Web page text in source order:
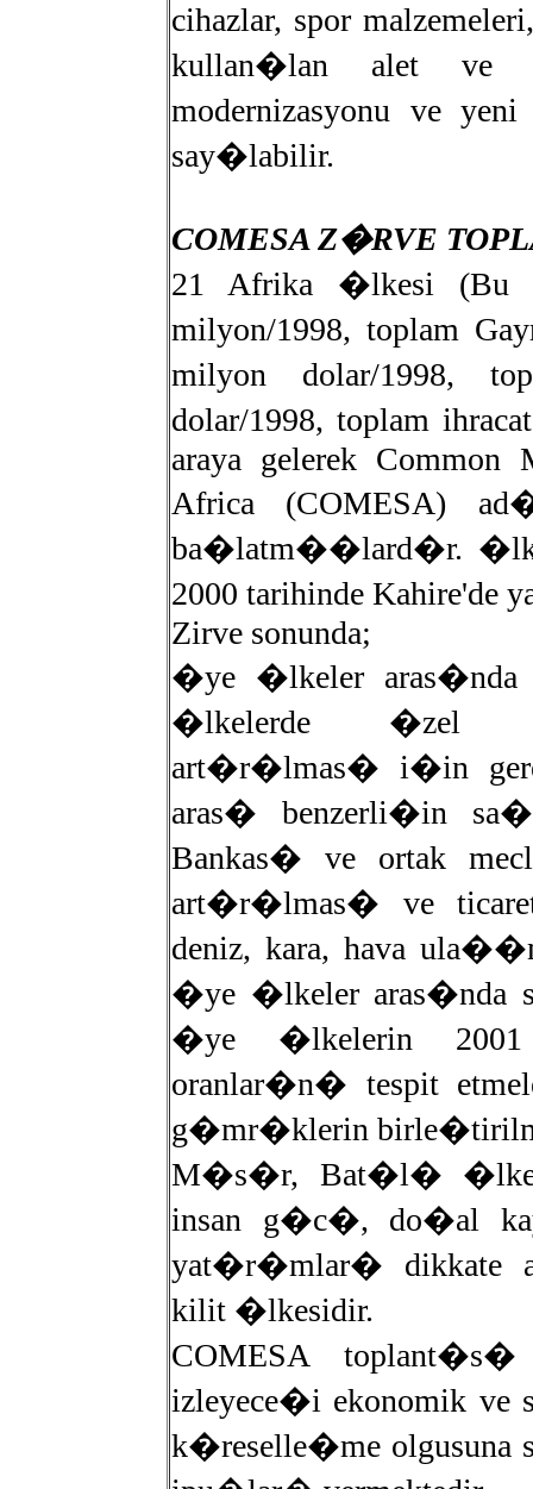
cihazlar, spor
kullan�lan alet ve
modernizasyonu ve
say�labilir.
COMESA Z�RVE
21 Afrika �lkesi (Bu
milyon/1998, toplam
milyon dolar/1998,
dolar/1998, toplam
araya gelerek Common
Africa (COMESA)
ba�latm��lard�r. �lk
2000 tarihinde
Zirve sonunda;
�ye �lkeler
�lkelerde �zel
art�r�lmas� i�in
aras� benzerli�in
Bankas� ve ortak
art�r�lmas� ve
deniz, kara, hava
�ye �lkeler aras�nda
�ye �lkelerin
oranlar�n� tespit
g�mr�klerin
M�s�r, Bat�l�
insan g�c�, do�al
yat�r�mlar� dikkate
kilit �lkesidir.
COMESA
izleyece�i ekonomik
k�reselle�me